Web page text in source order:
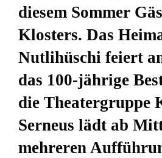
diesem Sommer
Klosters. Das
Nutlihüschi feiert
das 100-jährige
die Theatergruppe
Serneus lädt ab
mehreren